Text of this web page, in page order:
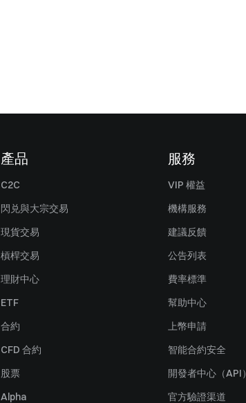
產品
C2C
閃兑與大宗交易
現貨交易
槓桿交易
理財中心
ETF
合約
CFD 合約
股票
Alpha
服務
VIP 權益
機構服務
建議反饋
公告列表
費率標準
幫助中心
上幣申請
智能合約安全
開發者中心（API）
官方驗證渠道